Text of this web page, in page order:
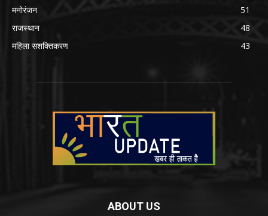
मनोरंजन
51
राजस्थान
48
महिला सशक्तिकरण
43
ABOUT US